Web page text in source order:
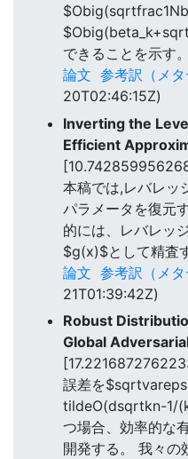
できることを示す。
論文 参考訳（メタ
20T02:46:15Z)
Inverting the
Efficient
本稿では,レバレッ
パラメータを復元
的には、レバレッ
$g(x)$として精査
論文 参考訳（メタ
21T01:39:42Z)
Robust
Global
誤差を
tildeO(dsqrtkn-1/
つ場合、効率的な
開発する。 我々の